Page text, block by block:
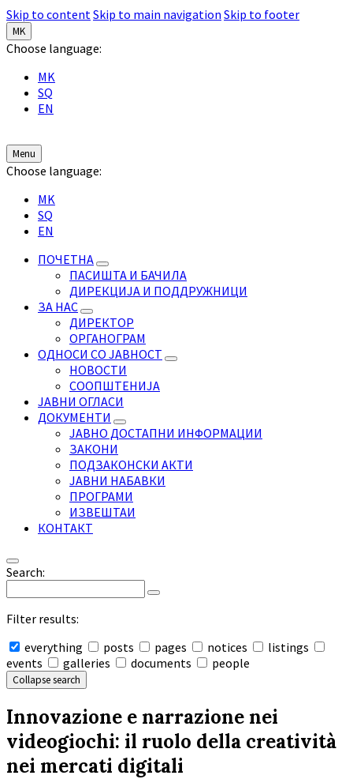
Skip to contentSkip to main navigation Skip to footer
MK
Choose language:
MK
SQ
EN
Menu
Choose language:
MK
SQ
EN
ПОЧЕТНА
ПАСИШТА И БАЧИЛА
ДИРЕКЦИЈА И ПОДДРУЖНИЦИ
ЗА НАС
ДИРЕКТОР
ОРГАНОГРАМ
ОДНОСИ СО ЈАВНОСТ
НОВОСТИ
СООПШТЕНИЈА
ЈАВНИ ОГЛАСИ
ДОКУМЕНТИ
ЈАВНО ДОСТАПНИ ИНФОРМАЦИИ
ЗАКОНИ
ПОДЗАКОНСКИ АКТИ
ЈАВНИ НАБАВКИ
ПРОГРАМИ
ИЗВЕШТАИ
КОНТАКТ
Search:
Filter results:
everything
posts pages notices
listings
events
galleries documents people
Collapse search
Innovazione e narrazione nei
videogiochi: il ruolo della creatività
nei mercati digitali